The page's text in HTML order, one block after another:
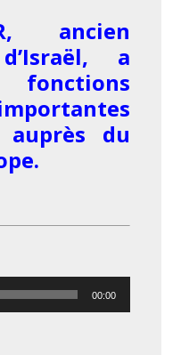
ancien
a
du
00:00